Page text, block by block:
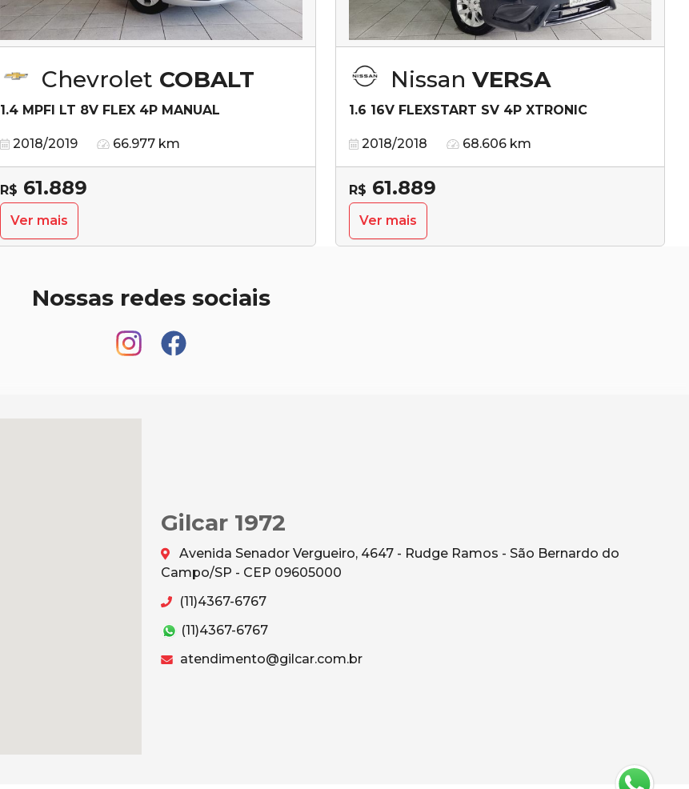
Chevrolet COBALT
1.4 MPFI LT 8V FLEX 4P MANUAL
2018/2019 66.977 km
R$ 61.889
Ver mais
Nissan VERSA
1.6 16V FLEXSTART SV 4P XTRONIC
2018/2018 68.606 km
R$ 61.889
Ver mais
Nossas redes sociais
Gilcar 1972
Avenida Senador Vergueiro, 4647 - Rudge Ramos - São Bernardo do
Campo/SP - CEP 09605000
(11)4367-6767
(11)4367-6767
atendimento@gilcar.com.br